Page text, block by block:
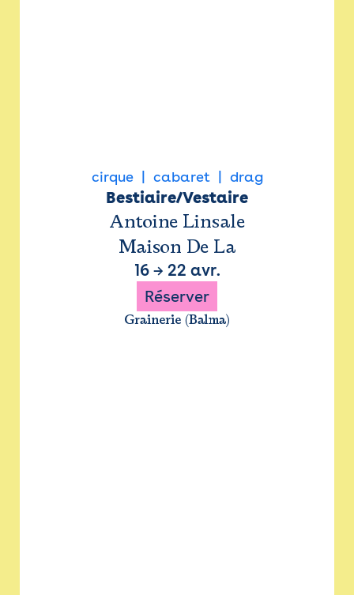
cirque cabaret drag
Bestiaire/Vestaire
Antoine Linsale
Maison De La
16→ 22 avr.
Réserver
Grainerie (Balma)